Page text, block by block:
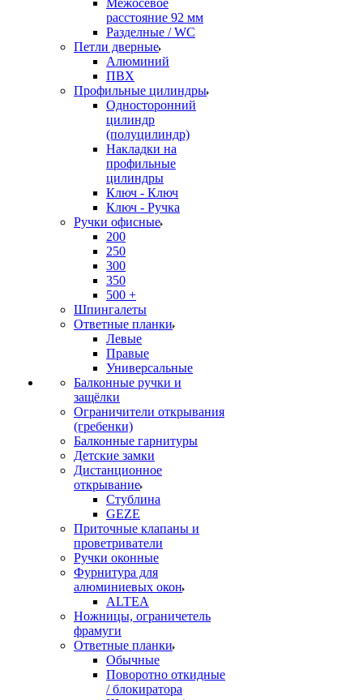
Межосевое
расстояние 92 мм
Разделные / WC
Петли дверные
Алюминий
ПВХ
Профильные цилиндры
Односторонний
цилиндр
(полуцилиндр)
Накладки на
профильные
цилиндры
Ключ - Ключ
Ключ - Ручка
Ручки офисные
200
250
300
350
500 +
Шпингалеты
Ответные планки
Левые
Правые
Универсальные
Балконные ручки и
защёлки
Ограничители открывания
(гребенки)
Балконные гарнитуры
Детские замки
Дистанционное
открывание
Стублина
GEZE
Приточные клапаны и
проветриватели
Ручки оконные
Фурнитура для
алюминиевых окон
ALTEA
Ножницы, ограничетель
фрамуги
Ответные планки
Обычные
Поворотно откидные
/ блокиратора